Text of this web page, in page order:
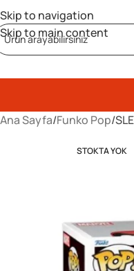
Skip to navigation
Skip to main content
Ana Sayfa Funko Pop
STOKTA YOK